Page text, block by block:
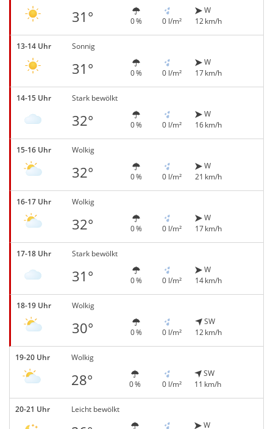
31° 0 % 0 l/m²
W
12 km/h
13-14 Uhr Sonnig
31° 0 % 0 l/m²
W
17 km/h
14-15 Uhr Stark bewölkt
32° 0 % 0 l/m²
W
16 km/h
15-16 Uhr Wolkig
32° 0 % 0 l/m²
W
21 km/h
16-17 Uhr Wolkig
32° 0 % 0 l/m²
W
17 km/h
17-18 Uhr Stark bewölkt
31° 0 % 0 l/m²
W
14 km/h
18-19 Uhr Wolkig
30° 0 % 0 l/m²
SW
12 km/h
19-20 Uhr Wolkig
28° 0 % 0 l/m²
SW
11 km/h
20-21 Uhr Leicht bewölkt
W